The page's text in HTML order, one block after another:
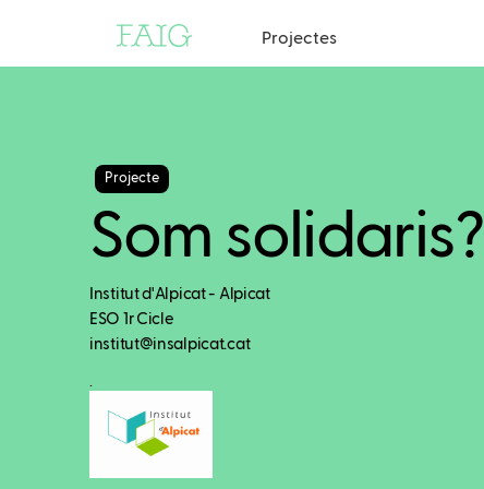
Projectes
Projecte
Som solidaris?
Institut d'Alpicat - Alpicat
ESO 1r Cicle
institut@insalpicat.cat